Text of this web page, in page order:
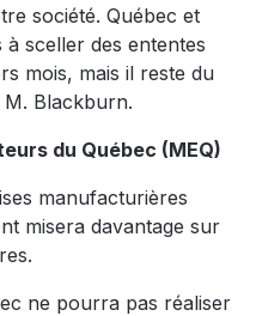
société. Québec et
sceller des ententes
mois, mais il reste du
Blackburn.
du Québec (MEQ)
manufacturières
misera davantage sur
ne pourra pas réaliser